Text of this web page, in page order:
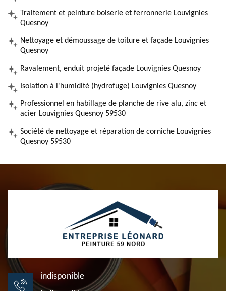
Traitement et peinture boiserie et ferronnerie Louvignies
Quesnoy
Nettoyage et démoussage de toiture et façade Louvignies
Quesnoy
Ravalement, enduit projeté façade Louvignies Quesnoy
Isolation à l'humidité (hydrofuge) Louvignies Quesnoy
Professionnel en habillage de planche de rive alu, zinc et
acier Louvignies Quesnoy 59530
Société de nettoyage et réparation de corniche Louvignies
Quesnoy 59530
indisponible